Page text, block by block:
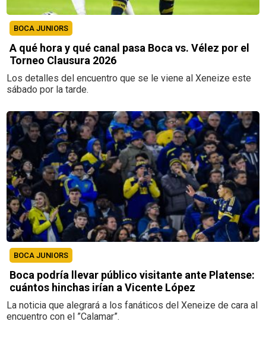
BOCA JUNIORS
A qué hora y qué canal pasa Boca vs. Vélez por el
Torneo Clausura 2026
Los detalles del encuentro que se le viene al Xeneize este
sábado por la tarde.
BOCA JUNIORS
Boca podría llevar público visitante ante Platense:
cuántos hinchas irían a Vicente López
La noticia que alegrará a los fanáticos del Xeneize de cara al
encuentro con el ”Calamar”.